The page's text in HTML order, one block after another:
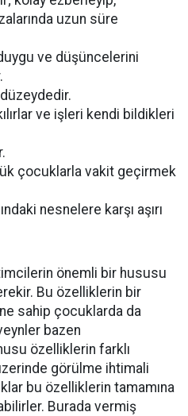
uzun süre
ve düşüncelerini
ve işleri kendi bildikleri
çocuklarla vakit geçirmek
nesnelere karşı aşırı
önemli bir hususu
Bu özelliklerin bir
sahip çocuklarda da
bazen
özelliklerin farklı
görülme ihtimali
bu özelliklerin tamamına
Burada vermiş